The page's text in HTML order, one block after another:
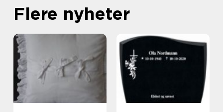
Flere nyheter